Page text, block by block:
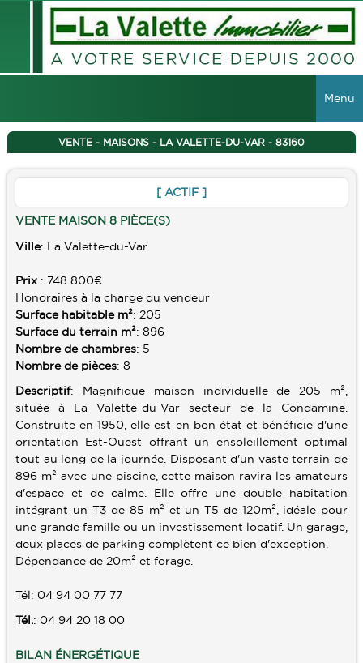
Menu
ACCUEIL
VENTES
TOUTES LES VENTES
IMMEUBLES
TERRAINS
GARAGES
LOCATIONS
TOUTES LES LOCATIONS
VIAGER
LOCAUX COMMERCIAUX
GESTION
RECHERCHER
SERVICES
ALERTE E-MAIL
VENDRE UN BIEN
CALCULETTE
CONTACT
VENTE - MAISONS - LA VALETTE-DU-VAR - 83160
[ ACTIF ]
VENTE MAISON 8 PIÈCE(S)
Ville: La Valette-du-Var
Prix: 748 800€
Honoraires à la charge du vendeur
Surface habitable m²: 205
Surface du terrain m²: 896
Nombre de chambres: 5
Nombre de pièces: 8
Descriptif: Magnifique maison individuelle de 205 m²,
située à La Valette-du-Var secteur de la Condamine.
Construite en 1950, elle est en bon état et bénéficie d'une
orientation Est-Ouest offrant un ensoleillement optimal
tout au long de la journée. Disposant d'un vaste terrain de
896 m² avec une piscine, cette maison ravira les amateurs
d'espace et de calme. Elle offre une double habitation
intégrant un T3 de 85 m² et un T5 de 120m², idéale pour
une grande famille ou un investissement locatif. Un garage,
deux places de parking complètent ce bien d'exception.
Dépendance de 20m² et forage.
Tél: 04 94 00 77 77
Tél.: 04 94 20 18 00
BILAN ÉNERGÉTIQUE